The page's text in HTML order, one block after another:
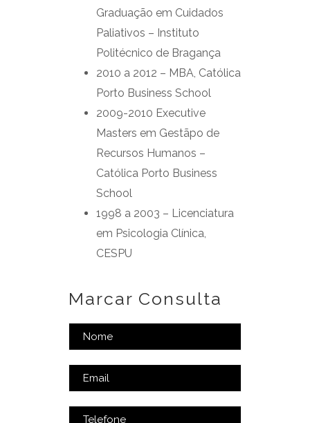
Graduação em Cuidados
Paliativos – Instituto
Politécnico de Bragança
2010 a 2012 – MBA, Católica
Porto Business School
2009-2010 Executive
Masters em Gestãpo de
Recursos Humanos –
Católica Porto Business
School
1998 a 2003 – Licenciatura
em Psicologia Clínica,
CESPU
Marcar Consulta